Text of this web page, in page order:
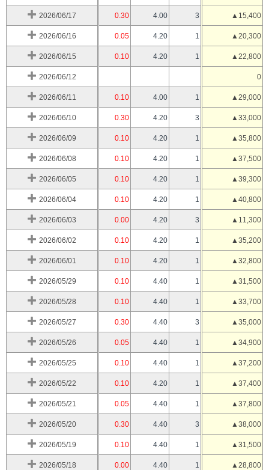
2026/06/17 0.30 4.00 3 ▲15,400
2026/06/16 0.05 4.20 1 ▲20,300
2026/06/15 0.10 4.20 1 ▲22,800
2026/06/12 0
2026/06/11 0.10 4.00 1 ▲29,000
2026/06/10 0.30 4.20 3 ▲33,000
2026/06/09 0.10 4.20 1 ▲35,800
2026/06/08 0.10 4.20 1 ▲37,500
2026/06/05 0.10 4.20 1 ▲39,300
2026/06/04 0.10 4.20 1 ▲40,800
2026/06/03 0.00 4.20 3 ▲11,300
2026/06/02 0.10 4.20 1 ▲35,200
2026/06/01 0.10 4.20 1 ▲32,800
2026/05/29 0.10 4.40 1 ▲31,500
2026/05/28 0.10 4.40 1 ▲33,700
2026/05/27 0.30 4.40 3 ▲35,000
2026/05/26 0.05 4.40 1 ▲34,900
2026/05/25 0.10 4.40 1 ▲37,200
2026/05/22 0.10 4.20 1 ▲37,400
2026/05/21 0.05 4.40 1 ▲37,800
2026/05/20 0.30 4.40 3 ▲38,000
2026/05/19 0.10 4.40 1 ▲31,500
2026/05/18 0.00 4.40 1 ▲28,800